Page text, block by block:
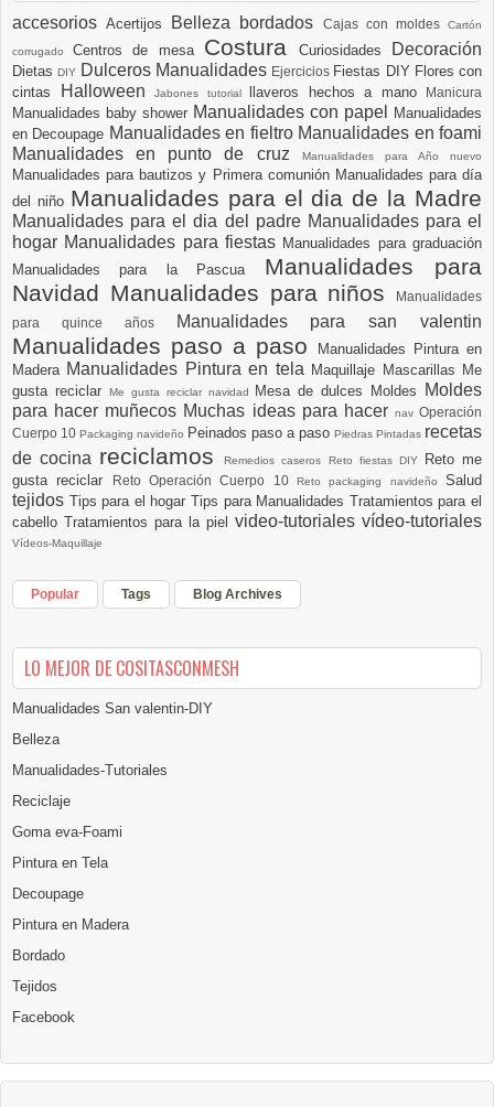
accesoriosAcertijos Belleza bordados Cajas con moldesCartón
corrugadoCentros de mesa Costura Curiosidades Decoración
DietasDIY Dulceros Manualidades Ejercicios Fiestas DIY Flores con
cintas
Halloween Jabones tutorial llaveros hechos a mano Manicura
Manualidades baby shower Manualidades con papel
Manualidades
en Decoupage Manualidades en fieltro Manualidades en foami
Manualidades en punto de cruz
Manualidades para Año nuevo
Manualidades para bautizos y Primera comunión Manualidades para día
del niño Manualidades para el dia de la Madre
Manualidades para el dia del padre Manualidades para el
hogar Manualidades para fiestas Manualidades para graduación
Manualidades para la Pascua Manualidades para
Navidad Manualidades para niños
Manualidades
para quince años
Manualidades para san valentin
Manualidades paso a paso
Manualidades Pintura en
Madera Manualidades Pintura en tela Maquillaje Mascarillas Me
gusta reciclar
Me gusta reciclar navidad Mesa de dulces Moldes
Moldes
para hacer muñecos Muchas ideas para hacer nav Operación
Cuerpo 10 Packaging navideño Peinados paso a paso Piedras Pintadas recetas
de cocina reciclamosRemedios caseros Reto fiestas DIY
Reto me
gusta reciclar
Reto Operación Cuerpo 10Reto packaging navideñoSalud
tejidos Tips para el hogarTips para Manualidades Tratamientos para el
cabello Tratamientos para la piel video-tutoriales vídeo-tutoriales
Vídeos-Maquillaje
Popular Tags Blog Archives
LO MEJOR DE COSITASCONMESH
Manualidades San valentin-DIY
Belleza
Manualidades-Tutoriales
Reciclaje
Goma eva-Foami
Pintura en Tela
Decoupage
Pintura en Madera
Bordado
Tejidos
Facebook